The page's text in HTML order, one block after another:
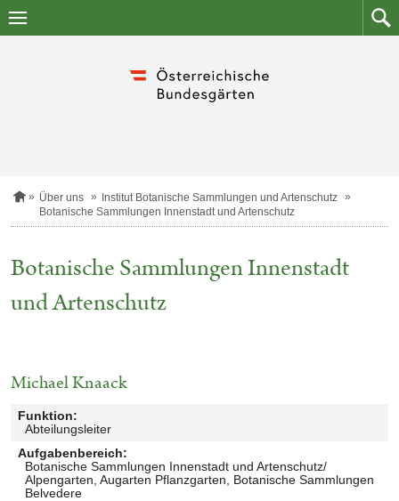
Zum
Zum
S
a
Über uns
Institut Botanische Sammlungen und Artenschutz
Botanische Sammlungen Innenstadt und Artenschutz
Botanische Sammlungen Innenstadt
und Artenschutz
gefundenen
Michael Knaack
Funktion:
Abteilungsleiter
Aufgabenbereich:
Botanische Sammlungen Innenstadt und Artenschutz/
Alpengarten, Augarten Pflanzgarten, Botanische Sammlungen
Belvedere